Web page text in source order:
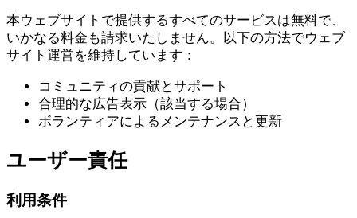
本ウェブサイトで提供するすべてのサービスは無料で、
いかなる料金も請求いたしません。以下の方法でウェブ
サイト運営を維持しています：
コミュニティの貢献とサポート
合理的な広告表示（該当する場合）
ボランティアによるメンテナンスと更新
ユーザー責任
利用条件